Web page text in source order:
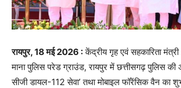
रायपुर, 18 मई 2026 :केंद्रीय गृह एवं सहकारिता
माना पुलिस परेड ग्राउंड, रायपुर में छत्तीसगढ़ पुलिस
सीजी डायल-112 सेवा’ तथा मोबाइल फॉरेंसिक वैन का